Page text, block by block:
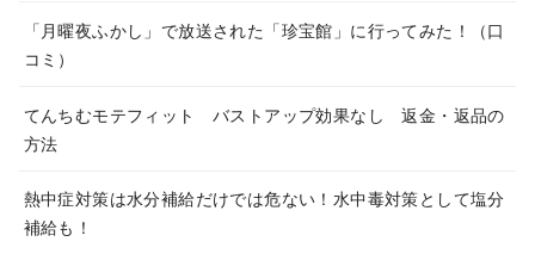
「月曜夜ふかし」で放送された「珍宝館」に行ってみた！（口
コミ）
てんちむモテフィット バストアップ効果なし 返金・返品の
方法
熱中症対策は水分補給だけでは危ない！水中毒対策として塩分
補給も！